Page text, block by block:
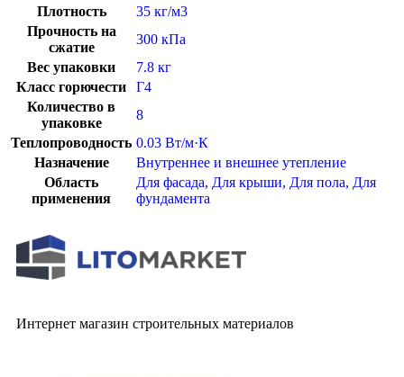
Плотность
35 кг/м3
Прочность на
сжатие
300 кПа
Вес упаковки
7.8 кг
Класс горючести
Г4
Количество в
упаковке
8
Теплопроводность 0.03 Вт/м·К
Назначение
Внутреннее и внешнее утепление
Область
применения
Для фасада, Для крыши, Для пола, Для
фундамента
Интернет магазин строительных материалов